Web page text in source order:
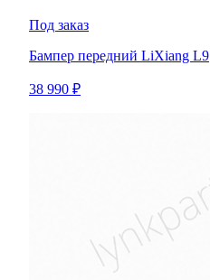
Под заказ
Бампер передний LiXiang L9
38 990 ₽